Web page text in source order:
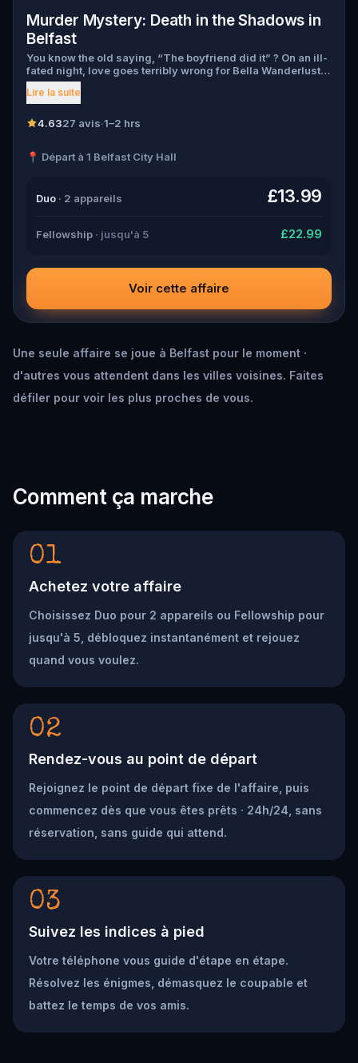
Murder Mystery: Death in the Shadows in
Belfast
You know the old saying, “The boyfriend did it” ? On an ill-
fated night, love goes terribly wrong for Bella Wanderlust
and Walter Bridges . Bella, a famous travel blogger, was
found dead during a ghost tour led by the theatrical Percy
Walter, the obsessed boyfriend? Percy, the ghost tour
suspects, and expose the real murderer before they strike
Lire la suite
4.6327 avis·1–2 hrs
📍 Départ à 1 Belfast City Hall
Duo · 2 appareils £13.99
Fellowship · jusqu'à 5 £22.99
Voir cette affaire
Une seule affaire se joue à Belfast pour le moment ·
d'autres vous attendent dans les villes voisines. Faites
défiler pour voir les plus proches de vous.
Comment ça marche
01
Achetez votre affaire
Choisissez Duo pour 2 appareils ou Fellowship pour
jusqu'à 5, débloquez instantanément et rejouez
quand vous voulez.
02
Rendez-vous au point de départ
Rejoignez le point de départ fixe de l'affaire, puis
commencez dès que vous êtes prêts · 24h/24, sans
réservation, sans guide qui attend.
03
Suivez les indices à pied
Votre téléphone vous guide d'étape en étape.
Résolvez les énigmes, démasquez le coupable et
battez le temps de vos amis.